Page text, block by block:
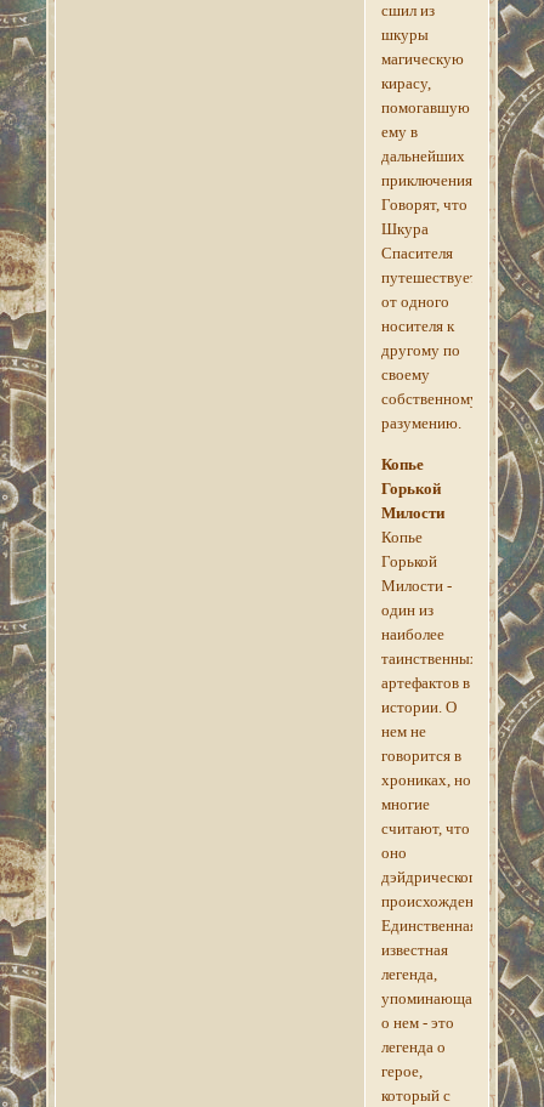
сшил из
шкуры
магическую
кирасу,
помогавшую
ему в
дальнейших
приключениях.
Говорят, что
Шкура
Спасителя
путешествует
от одного
носителя к
другому по
своему
собственному
разумению.
Копье
Горькой
Милости
Копье
Горькой
Милости -
один из
наиболее
таинственных
артефактов в
истории. О
нем не
говорится в
хрониках, но
многие
считают, что
оно
дэйдрического
происхождения.
Единственная
известная
легенда,
упоминающая
о нем - это
легенда о
герое,
который с